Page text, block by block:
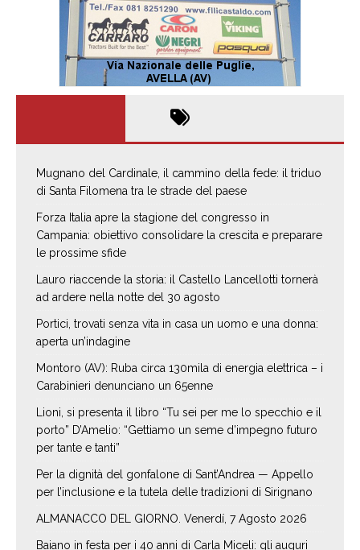
Mugnano del Cardinale, il cammino della fede: il triduo
di Santa Filomena tra le strade del paese
Forza Italia apre la stagione del congresso in
Campania: obiettivo consolidare la crescita e preparare
le prossime sfide
Lauro riaccende la storia: il Castello Lancellotti tornerà
ad ardere nella notte del 30 agosto
Portici, trovati senza vita in casa un uomo e una donna:
aperta un’indagine
Montoro (AV): Ruba circa 130mila di energia elettrica – i
Carabinieri denunciano un 65enne
Lioni, si presenta il libro “Tu sei per me lo specchio e il
porto” D’Amelio: “Gettiamo un seme d’impegno futuro
per tante e tanti”
Per la dignità del gonfalone di Sant’Andrea — Appello
per l’inclusione e la tutela delle tradizioni di Sirignano
ALMANACCO DEL GIORNO. Venerdí, 7 Agosto 2026
Baiano in festa per i 40 anni di Carla Miceli: gli auguri